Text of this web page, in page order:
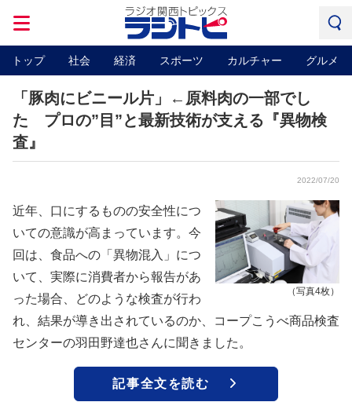
トップ 社会 経済 スポーツ カルチャー グルメ
「豚肉にビニール片」←原料肉の一部でし
た プロの”目”と最新技術が支える『異物検
査』
2022/07/20
（写真4枚）
近年、口にするものの安全性につ
いての意識が高まっています。今
回は、食品への「異物混入」につ
いて、実際に消費者から報告があ
った場合、どのような検査が行わ
れ、結果が導き出されているのか、コープこうべ商品検査
センターの羽田野達也さんに聞きました。
記事全文を読む